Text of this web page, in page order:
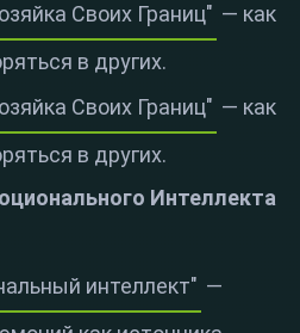
Своих Границ" — как
в других.
Своих Границ" — как
в других.
Интеллекта
интеллект" —